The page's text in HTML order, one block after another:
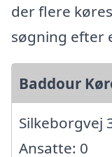
der flere
søgning efter
Baddour
Silkeborgvej
Ansatte: 0